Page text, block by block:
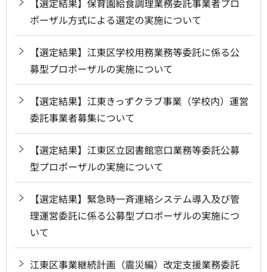
【選定結果】保育園給食調理業務委託事業者プロ
ポーザル方式による選定の実施について
【選定結果】江東区学校用務業務等委託に係る公
募型プロポーザルの実施について
【選定結果】江東きっずクラブ事業（学校内）運営
委託事業者募集について
【選定結果】江東区立図書館窓口業務等委託公募
型プロポーザルの実施について
【選定結果】緊急時一斉連絡システム導入及び管
理運営委託に係る公募型プロポーザルの実施につ
いて
江東区事業継続計画（震災編）改定支援業務委託